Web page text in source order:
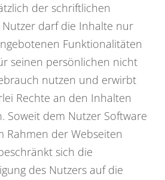
der schriftlichen
darf die Inhalte nur
Funktionalitäten
seinen persönlichen nicht
nutzen und erwirbt
Rechte an den Inhalten
Soweit dem Nutzer Software
Rahmen der Webseiten
sich die
des Nutzers auf die